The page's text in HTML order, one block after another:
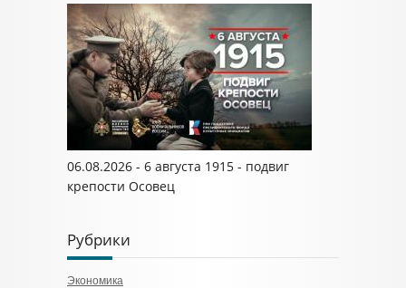
06.08.2026 - 6 августа 1915 - подвиг
крепости Осовец
Рубрики
Экономика